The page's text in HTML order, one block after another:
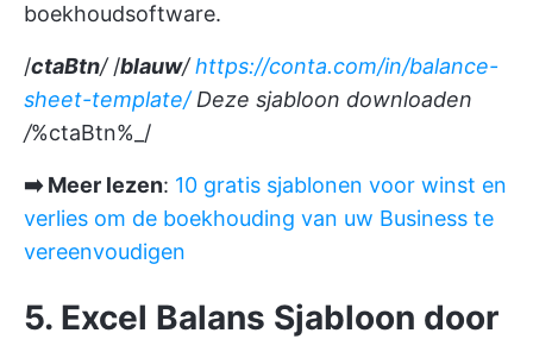
boekhoudsoftware.
/ctaBtn//blauw/https://conta.com/in/balance-
sheet-template/Deze sjabloon downloaden
/%ctaBtn%_/
➡️ Meer lezen: 10 gratis sjablonen voor winst en
verlies om de boekhouding van uw Business te
vereenvoudigen
5. Excel Balans Sjabloon door